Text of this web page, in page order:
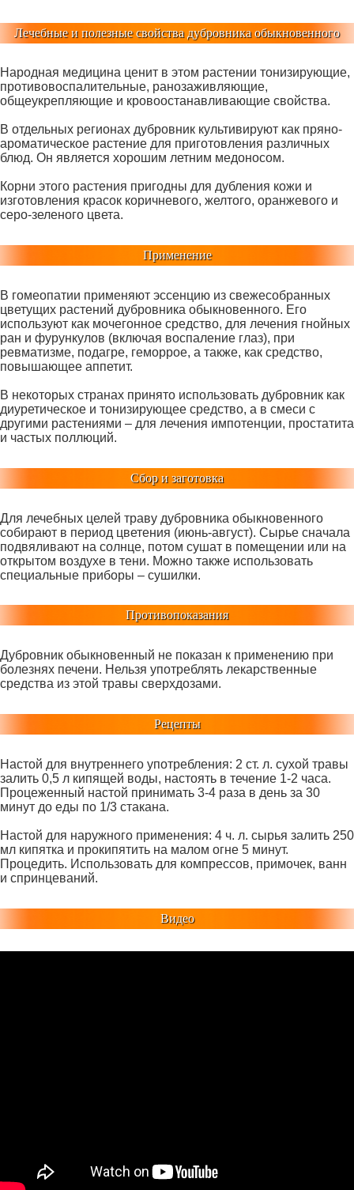
Лечебные и полезные свойства дубровника обыкновенного
Народная медицина ценит в этом растении тонизирующие,
противовоспалительные, ранозаживляющие,
общеукрепляющие и кровоостанавливающие свойства.
В отдельных регионах дубровник культивируют как пряно-
ароматическое растение для приготовления различных
блюд. Он является хорошим летним медоносом.
Корни этого растения пригодны для дубления кожи и
изготовления красок коричневого, желтого, оранжевого и
серо-зеленого цвета.
Применение
В гомеопатии применяют эссенцию из свежесобранных
цветущих растений дубровника обыкновенного. Его
используют как мочегонное средство, для лечения гнойных
ран и фурункулов (включая воспаление глаз), при
ревматизме, подагре, геморрое, а также, как средство,
повышающее аппетит.
В некоторых странах принято использовать дубровник как
диуретическое и тонизирующее средство, а в смеси с
другими растениями – для лечения импотенции, простатита
и частых поллюций.
Сбор и заготовка
Для лечебных целей траву дубровника обыкновенного
собирают в период цветения (июнь-август). Сырье сначала
подвяливают на солнце, потом сушат в помещении или на
открытом воздухе в тени. Можно также использовать
специальные приборы – сушилки.
Противопоказания
Дубровник обыкновенный не показан к применению при
болезнях печени. Нельзя употреблять лекарственные
средства из этой травы сверхдозами.
Рецепты
Настой для внутреннего употребления: 2 ст. л. сухой травы
залить 0,5 л кипящей воды, настоять в течение 1-2 часа.
Процеженный настой принимать 3-4 раза в день за 30
минут до еды по 1/3 стакана.
Настой для наружного применения: 4 ч. л. сырья залить 250
мл кипятка и прокипятить на малом огне 5 минут.
Процедить. Использовать для компрессов, примочек, ванн
и спринцеваний.
Видео